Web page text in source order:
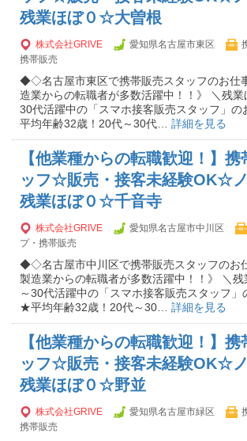
残業ほぼ０☆大曽根
株式会社GRIVE 愛知県名古屋市東区
携帯販売
◆◇名古屋市東区で携帯販売スタッフのお
造業からの転職者が多数活躍中！！》 ＼残業
30代活躍中の「スマホ接客販売スタッフ」
平均年齢32歳！20代～30代… 詳細を見る
【他業種からの転職歓迎！】携
ッフ☆販売・接客未経験OK☆ノ
残業ほぼ０☆千音寺
株式会社GRIVE 愛知県名古屋市中川区
プ・携帯販売
◆◇名古屋市中川区で携帯販売スタッフのお
製造業からの転職者が多数活躍中！！》 ＼
～30代活躍中の「スマホ接客販売スタッフ」
★平均年齢32歳！20代～30… 詳細を見る
【他業種からの転職歓迎！】携
ッフ☆販売・接客未経験OK☆ノ
残業ほぼ０☆野並
株式会社GRIVE 愛知県名古屋市緑区
携帯販売